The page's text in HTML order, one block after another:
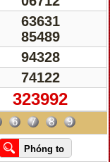
63631
85489
94328
74122
323992
6 7 8 9